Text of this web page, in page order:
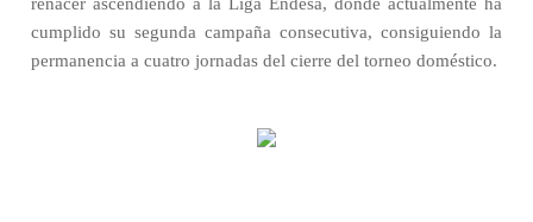
cumplido su segunda campaña consecutiva, consiguiendo la
permanencia a cuatro jornadas del cierre del torneo doméstico.